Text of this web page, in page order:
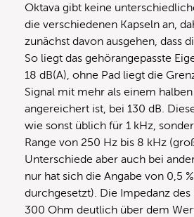
Oktava gibt keine
die verschiedenen Kapseln an,
zunächst davon ausgehen, dass
So liegt das gehörangepasste
18 dB(A), ohne Pad liegt die
Signal mit mehr als einem
angereichert ist, bei 130 dB.
wie sonst üblich für 1 kHz,
Range von 250 Hz bis 8 kHz
Unterschiede aber auch bei
nur hat sich die Angabe von 0,5
durchgesetzt). Die Impedanz
300 Ohm deutlich über dem